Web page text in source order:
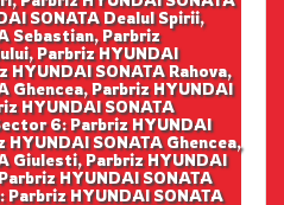
SONATA Dealul Spirii,
Sebastian, Parbriz
Parbriz HYUNDAI
HYUNDAI SONATA Rahova,
Ghencea, Parbriz HYUNDAI
HYUNDAI SONATA
6: Parbriz HYUNDAI
HYUNDAI SONATA Ghencea,
Giulesti, Parbriz HYUNDAI
HYUNDAI SONATA
HYUNDAI SONATA